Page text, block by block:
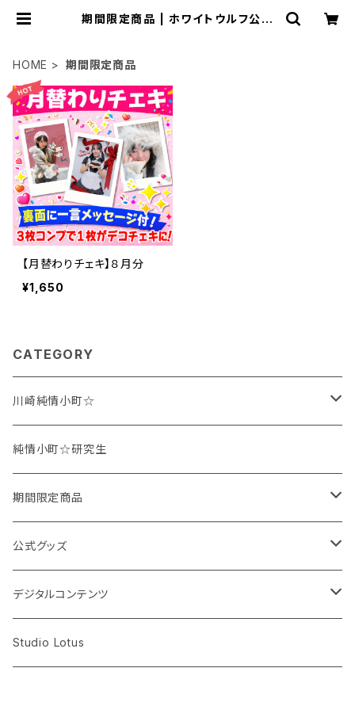
期間限定商品 | ホワイトウルフ公式
HOME 期間限定商品
【月替わりチェキ】８月分
¥1,650
CATEGORY
川崎純情小町☆
鶴田ちなみ
蜂須賀ゆず
桜井杏菜
塙瑠香
吉川佳那
純情小町☆研究生
期間限定商品
週替わりチェキ
デコレーションあり
書き込みあり
オンラインチェキ
書き込みあり
個別チェキ（サイン入り）
公式グッズ
CD
DVD
デジタルコンテンツ
動画
Studio Lotus